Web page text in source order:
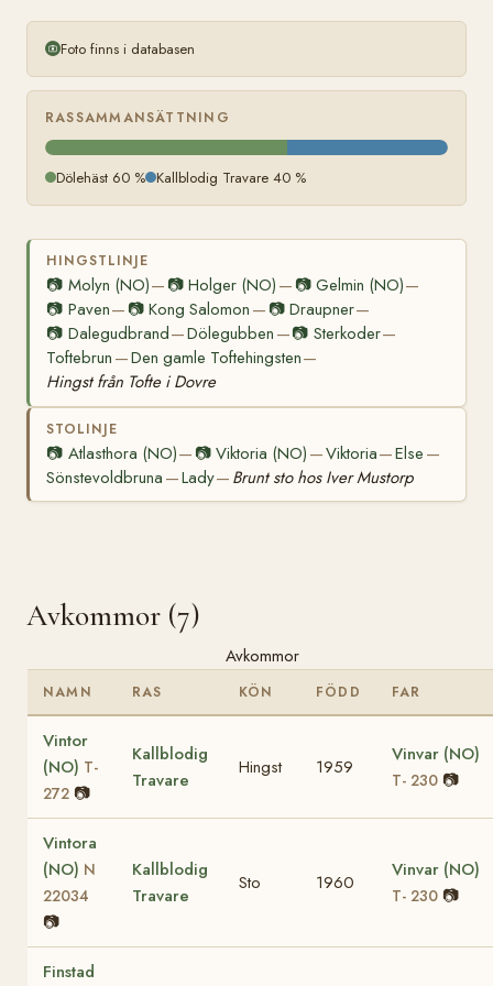
Foto finns i databasen
RASSAMMANSÄTTNING
Dölehäst 60 % Kallblodig Travare 40 %
HINGSTLINJE
📷 Molyn (NO)— 📷Holger (NO) — 📷 Gelmin (NO)—
📷 Paven— 📷Kong Salomon — 📷 Draupner—
📷 Dalegudbrand—Dölegubben —📷 Sterkoder—
Toftebrun —Den gamle Toftehingsten—
Hingst från Tofte i Dovre
STOLINJE
📷 Atlasthora (NO)— 📷Viktoria (NO) —Viktoria—Else —
Sönstevoldbruna —Lady— Brunt sto hos Iver Mustorp
Avkommor (7)
Avkommor
NAMN RAS KÖN FÖDD FAR
Vintor
(NO) T-
272 📷
Kallblodig
Travare
Hingst 1959
Vinvar (NO)
T- 230 📷
Vintora
(NO) N
22034
📷
Kallblodig
Travare
Sto 1960
Vinvar (NO)
T- 230 📷
Finstad